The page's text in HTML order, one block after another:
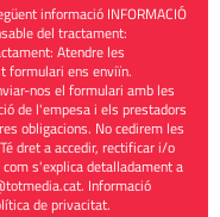
informació INFORMACIÓ
del tractament:
Atendre les
formulari ens enviïn.
nos el formulari amb les
de l'empesa i els prestadors
obligacions. No cedirem les
dret a accedir, rectificar i/o
s'explica detalladament a
. Informació
de privacitat.